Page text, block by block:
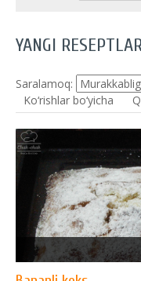
YANGI
Saralamoq:
Ko‘rishlar bo‘yicha